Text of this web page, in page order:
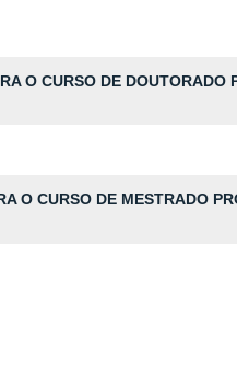
O CURSO DE DOUTORADO
O CURSO DE MESTRADO